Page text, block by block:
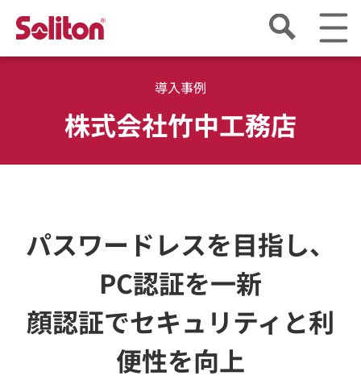
導入事例
株式会社竹中工務店
パスワードレスを目指し、
PC認証を一新
顔認証でセキュリティと利
便性を向上